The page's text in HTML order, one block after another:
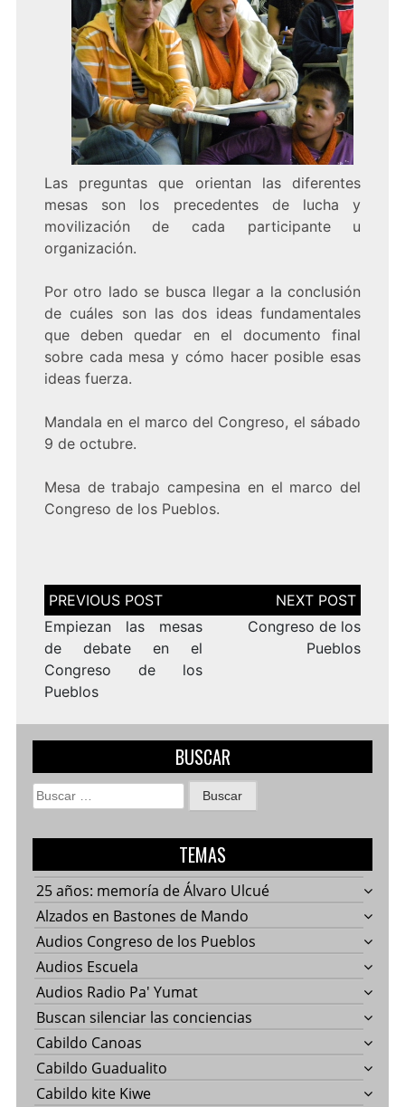
Las preguntas que orientan las diferentes
mesas son los precedentes de lucha y
movilización de cada participante u
organización.
Por otro lado se busca llegar a la conclusión
de cuáles son las dos ideas fundamentales
que deben quedar en el documento final
sobre cada mesa y cómo hacer posible esas
ideas fuerza.
Mandala en el marco del Congreso, el sábado
9 de octubre.
Mesa de trabajo campesina en el marco del
Congreso de los Pueblos.
Navegación
de
entradas
Empiezan las mesas
de debate en el
Congreso de los
Pueblos
Congreso de los
Pueblos
BUSCAR
Buscar:
TEMAS
25 años: memoría de Álvaro Ulcué
Alzados en Bastones de Mando
Audios Congreso de los Pueblos
Audios Escuela
Audios Radio Pa' Yumat
Buscan silenciar las conciencias
Cabildo Canoas
Cabildo Guadualito
Cabildo kite Kiwe